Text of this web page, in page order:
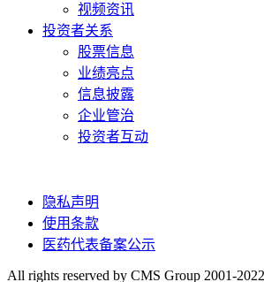
视频资讯
投资者关系
股票信息
业绩亮点
信息披露
企业管治
投资者互动
隐私声明
使用条款
医药代表备案公示
All rights reserved by CMS Group 2001-